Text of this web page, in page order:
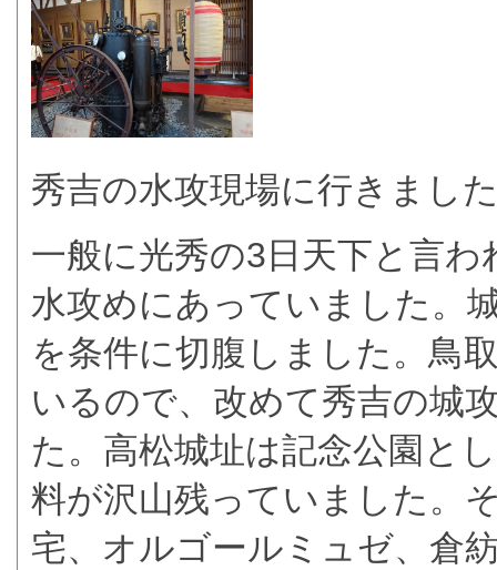
秀吉の水攻現場に行きまし
一般に光秀の3日天下と言
水攻めにあっていました。
を条件に切腹しました。鳥
いるので、改めて秀吉の城
た。高松城址は記念公園と
料が沢山残っていました。
宅、オルゴールミュゼ、倉